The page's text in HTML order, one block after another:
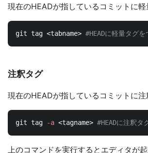
現在のHEADが指しているコミットに
git tag <tabname> #HEADに軽量タグを
注釈タグ
現在のHEADが指しているコミットに
git tag -a <tagname> #HEADに注釈タ
上のコマンドを実行するとエディタが